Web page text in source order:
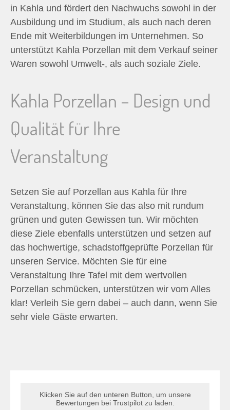
in Kahla und fördert den Nachwuchs sowohl in der
Ausbildung und im Studium, als auch nach deren
Ende mit Weiterbildungen im Unternehmen. So
unterstützt Kahla Porzellan mit dem Verkauf seiner
Waren sowohl Umwelt-, als auch soziale Ziele.
Kahla Porzellan – Design und
Qualität für Ihre
Veranstaltung
Setzen Sie auf Porzellan aus Kahla für Ihre
Veranstaltung, können Sie das also mit rundum
grünen und guten Gewissen tun. Wir möchten
diese Ziele ebenfalls unterstützen und setzen auf
das hochwertige, schadstoffgeprüfte Porzellan für
unseren Service. Möchten Sie für eine
Veranstaltung Ihre Tafel mit dem wertvollen
Porzellan schmücken, unterstützen wir vom Alles
klar! Verleih Sie gern dabei – auch dann, wenn Sie
sehr viele Gäste erwarten.
Klicken Sie auf den unteren Button, um unsere
Bewertungen bei Trustpilot zu laden.